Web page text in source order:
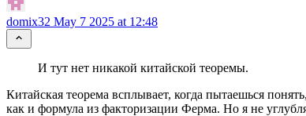
domix32 May 7 2025 at 12:48
И тут нет никакой китайской теоремы.
Китайская теорема всплывает, когда пытаешься
как и формула из факторизации Ферма. Но я не